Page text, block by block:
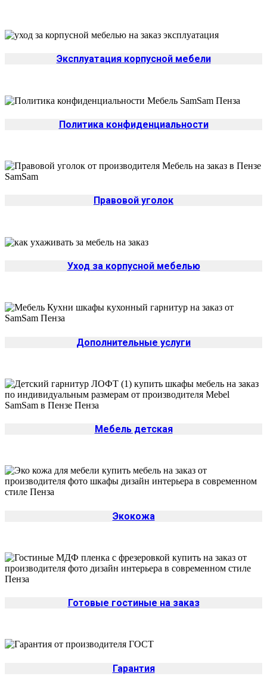
Эксплуатация корпусной мебели
Политика конфиденциальности
Правовой уголок
Уход за корпусной мебелью
Дополнительные услуги
Мебель детская
Экокожа
Готовые гостиные на заказ
Гарантия